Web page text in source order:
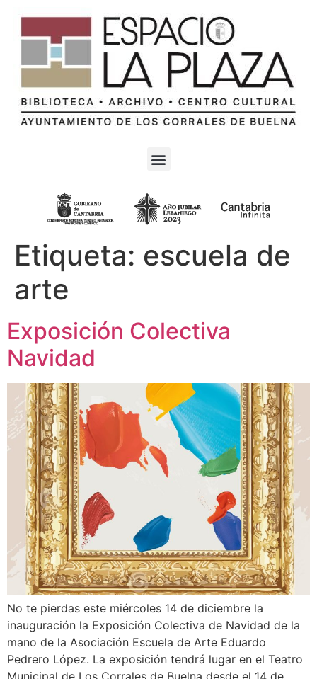
Etiqueta: escuela de
arte
Exposición Colectiva
Navidad
No te pierdas este miércoles 14 de diciembre la
inauguración la Exposición Colectiva de Navidad de la
mano de la Asociación Escuela de Arte Eduardo
Pedrero López. La exposición tendrá lugar en el Teatro
Municipal de Los Corrales de Buelna desde el 14 de